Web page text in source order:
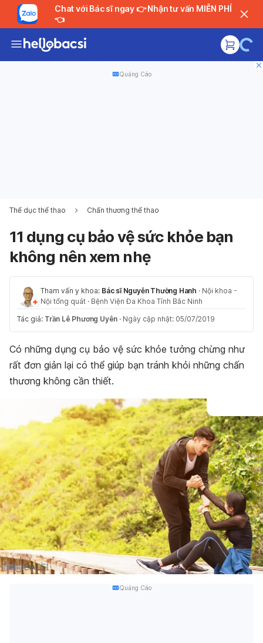
Chat với Bác sĩ ngay 👉 Nhận tư vấn MIỄN PHÍ
👈
Quảng Cáo
Thể dục thể thao Chấn thương thể thao
11 dụng cụ bảo vệ sức khỏe bạn
không nên xem nhẹ
Tham vấn y khoa: Bác sĩ Nguyễn Thường Hanh · Nội khoa -
Nội tổng quát · Bệnh Viện Đa Khoa Tỉnh Bắc Ninh
Tác giả: Trần Lê Phương Uyên · Ngày cập nhật: 05/07/2019
Có những dụng cụ bảo vệ sức khỏe tưởng chừng như
rất đơn giản lại có thể giúp bạn tránh khỏi những chấn
thương không cần thiết.
Quảng Cáo